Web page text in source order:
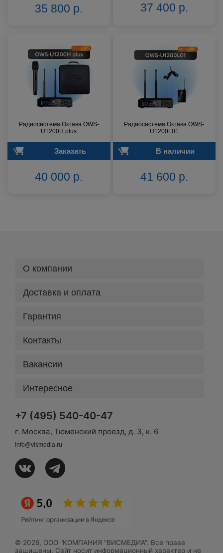
35 800 р. 37 400 р.
Радиосистема Октава OWS-
U1200H plus
Заказать
40 000 р.
Радиосистема Октава OWS-
U1200L01
В наличии
41 600 р.
О компании
Доставка и оплата
Гарантия
Контакты
Вакансии
Интересное
+7 (495) 540-40-47
г. Москва, Тюменский проезд, д. 3, к. 6
info@vismedia.ru
© 2026, ООО "КОМПАНИЯ "ВИСМЕДИА". Все права
защищены. Сайт носит информационный характер и не